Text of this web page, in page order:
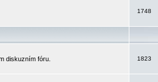
1748
diskuzním fóru.
1823